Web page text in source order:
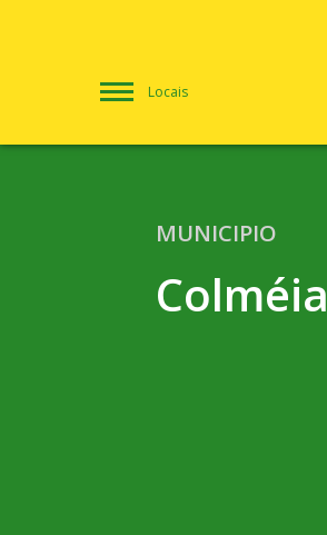
Locais
MUNICIPIO
Colméia